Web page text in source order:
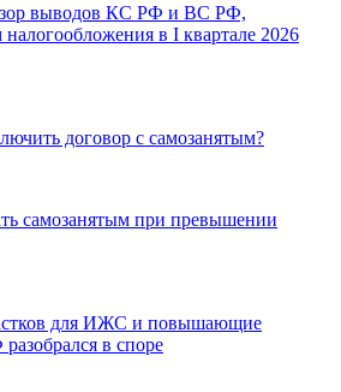
выводов КС РФ и ВС РФ,
в I квартале 2026
договор с самозанятым?
самозанятым при превышении
для ИЖС и повышающие
в споре